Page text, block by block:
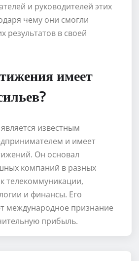
и руководителей этих
чему они смогли
результатов в своей
имеет
известным
и имеет
Он основал
компаний в разных
телекоммуникации,
и финансы. Его
международное признание
прибыль.